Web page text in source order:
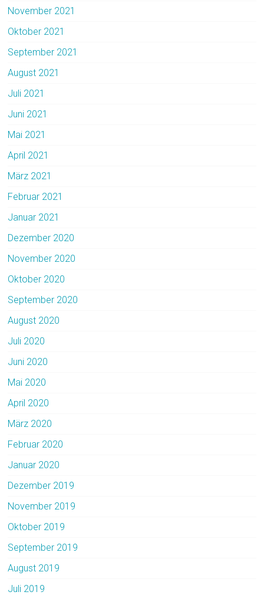
November 2021
Oktober 2021
September 2021
August 2021
Juli 2021
Juni 2021
Mai 2021
April 2021
März 2021
Februar 2021
Januar 2021
Dezember 2020
November 2020
Oktober 2020
September 2020
August 2020
Juli 2020
Juni 2020
Mai 2020
April 2020
März 2020
Februar 2020
Januar 2020
Dezember 2019
November 2019
Oktober 2019
September 2019
August 2019
Juli 2019